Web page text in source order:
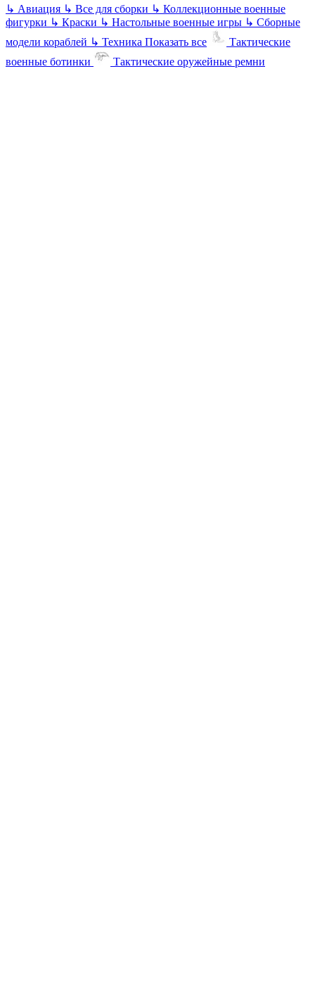
↳ Авиация ↳ Все для сборки ↳ Коллекционные военные
фигурки ↳ Краски ↳ Настольные военные игры ↳ Сборные
модели кораблей ↳ Техника Показать все
Тактические
военные ботинки
Тактические оружейные ремни